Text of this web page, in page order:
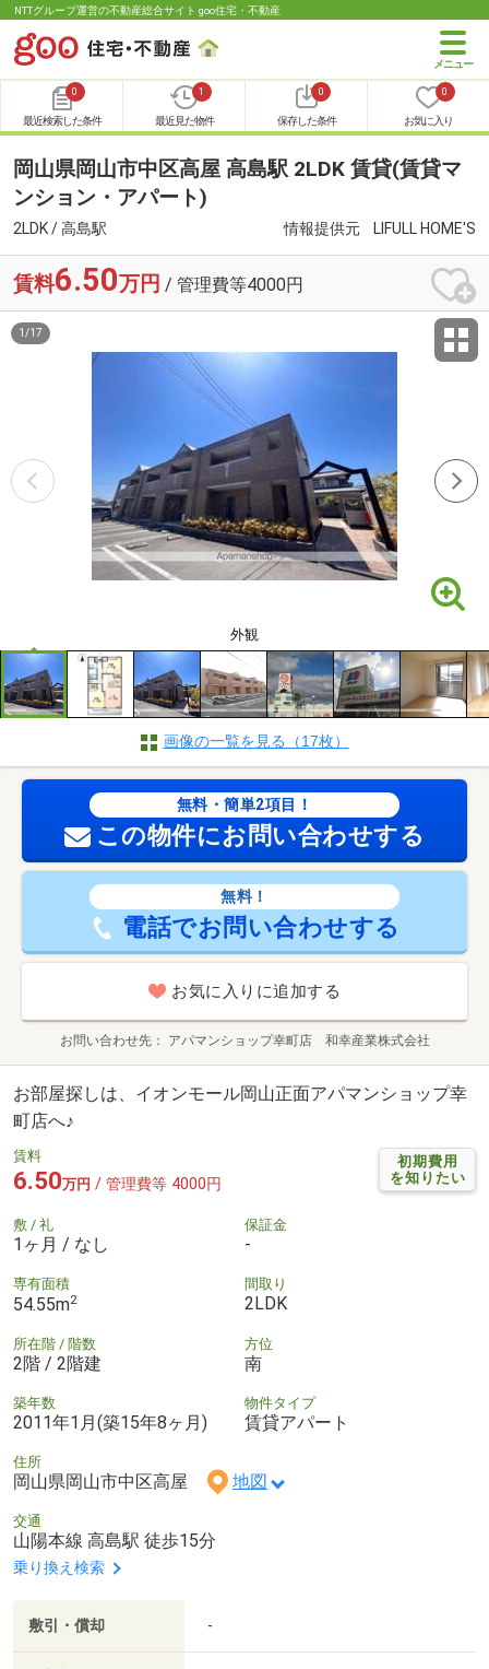
NTTグループ運営の不動産総合サイト goo住宅・不動産
0
最近検索した条件
1
最近見た物件
0
保存した条件
0
お気に入り
岡山県岡山市中区高屋 高島駅 2LDK 賃貸(賃貸マ
ンション・アパート)
2LDK / 高島駅 情報提供元 LIFULL HOME'S
賃料6.50万円 / 管理費等4000円
外観
1 /17
画像の一覧を見る（17枚）
無料・簡単2項目！
この物件にお問い合わせする
無料！
電話でお問い合わせする
お気に入りに追加する
お問い合わせ先 アパマンショップ幸町店 和幸産業株式会社
お部屋探しは、イオンモール岡山正面アパマンショップ幸
町店へ♪
初期費用
を知りたい
賃料
6.50万円 / 管理費等 4000円
敷 / 礼
1ヶ月 / なし
保証金
-
専有面積
54.55m2
間取り
2LDK
所在階 / 階数
2階 / 2階建
方位
南
築年数
2011年1月(築15年8ヶ月)
物件タイプ
賃貸アパート
住所
岡山県岡山市中区高屋 地図
交通
山陽本線 高島駅 徒歩15分
乗り換え検索
敷引・償却 -